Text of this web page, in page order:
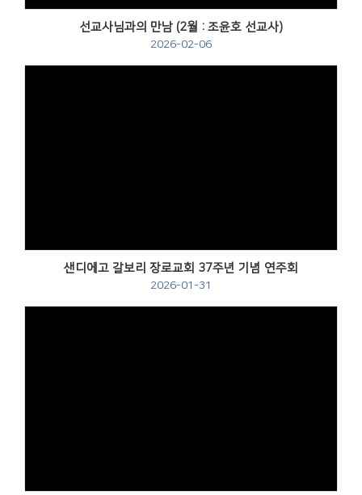
선교사님과의 만남 (2월 : 조윤호 선교사)
2026-02-06
샌디에고 갈보리 장로교회 37주년 기념 연주회
2026-01-31